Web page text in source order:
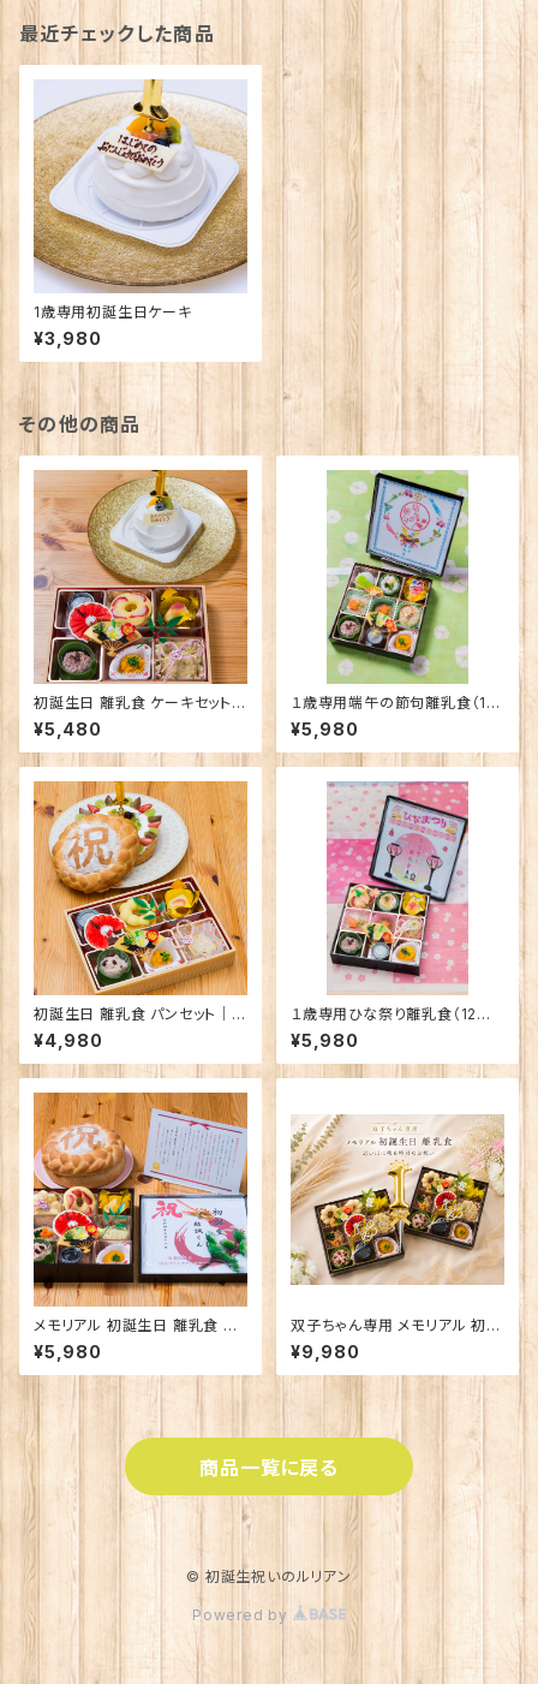
最近チェックした商品
1歳専用初誕生日ケーキ
¥3,980
その他の商品
初誕生日 離乳食 ケーキセット｜
特別なお祝い離乳食
¥5,480
１歳専用端午の節句離乳食（12
か月～）
¥5,980
初誕生日 離乳食 パンセット｜特
別なお祝い離乳食
¥4,980
１歳専用ひな祭り離乳食（12か
月～）
¥5,980
メモリアル 初誕生日 離乳食 パ
ンセット｜思い出に残る特別な
お祝い
¥5,980
双子ちゃん専用 メモリアル 初誕
生日 離乳食｜ふたりの大切な1
歳のお祝い
¥9,980
商品一覧に戻る
© 初誕生祝いのルリアン
Powered by